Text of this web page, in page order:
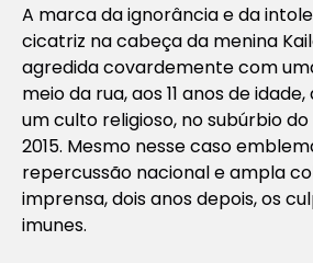
A marca da ignorância e da
cicatriz na cabeça da menina
agredida covardemente com
meio da rua, aos 11 anos de
um culto religioso, no subúrbio
2015. Mesmo nesse caso
repercussão nacional e ampla
imprensa, dois anos depois, os
imunes.